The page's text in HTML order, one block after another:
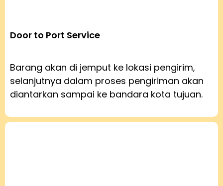
Door to Port Service
Barang akan di jemput ke lokasi pengirim,
selanjutnya dalam proses pengiriman akan
diantarkan sampai ke bandara kota tujuan.